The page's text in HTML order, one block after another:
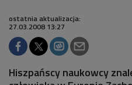
ostatnia aktualizacja:
27.03.2008 13:27
Hiszpańscy naukowcy